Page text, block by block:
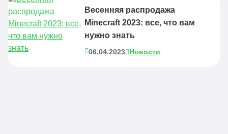
Весенняя распродажа
Minecraft 2023: все, что вам
нужно знать
06.04.2023 Новости